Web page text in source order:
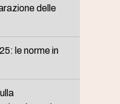
delle
le norme in